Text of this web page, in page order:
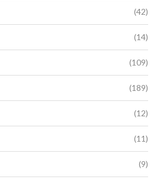
(42)
(14)
(109)
(189)
(12)
(11)
(9)